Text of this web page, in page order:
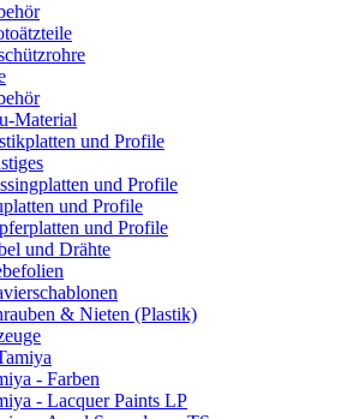
Material
und Profile
und Profile
und Profile
und Profile
und Drähte
& Nieten (Plastik)
- Farben
- Lacquer Paints LP